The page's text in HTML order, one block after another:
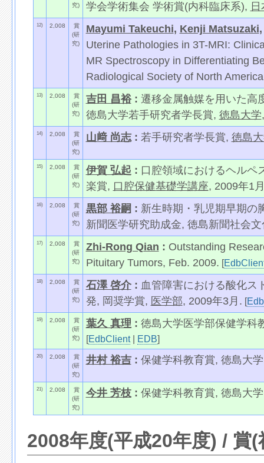
究)
学会学術集会 学術賞(内科臨床系),
12) 2,008
賞
(研
究)
Mayumi Takeuchi, Kenji Matsuzaki
Uterine Pathologies in 3T-MRI:
MR Spectroscopy in Differentiating
Radiological Society of North
13) 2,008
賞
(研
究)
吉田 昌裕: 遷移金属触媒を用いた高
徳島大学若手研究者学長賞, 徳島大学
14) 2,008
賞
(研
究)
山﨑 尚志: 若手研究者学長賞, 徳島
15) 2,008
賞
(研
究)
伊賀 弘起 : 口腔領域におけるヘルペ
楽賞, 口腔保健基礎学講座, 2009年1
16) 2,008
賞
(研
究)
黒部 裕嗣 : 新生時期・乳児期早期の
新聞医学研究助成金, 徳島新聞社会
17) 2,008
賞
(研
究)
Zhi-Rong Qian : Outstanding
Pituitary Tumors, Feb. 2009. [
18) 2,008
賞
(研
究)
石澤 啓介: 血管障害における酸化ス
発, 岡奨学賞, 医学部, 2009年3月. [
19) 2,008
賞
(研
究)
葉久 真理 : 徳島大学医学部保健学科
[EdbClient| EDB]
20) 2,008
賞
(研
究)
井村 裕吉: 保健学科教育賞, 徳島大
21) 2,008
賞
(研
究)
今井 芳枝: 保健学科教育賞, 徳島大
2008年度(平成20年度) / 賞(